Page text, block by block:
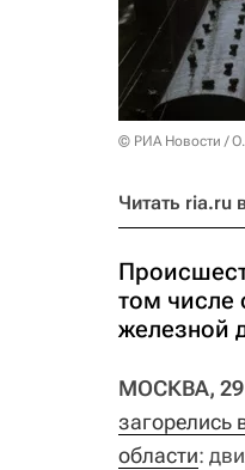
© РИА Новости /
Читать ria.ru
том числе
железной
МОСКВА, 29
загорелись
области: